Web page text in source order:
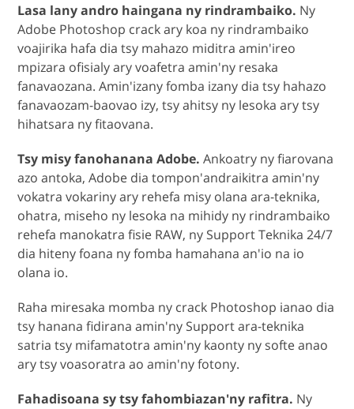
Lasa lany andro haingana ny rindrambaiko. Ny
Adobe Photoshop crack ary koa ny rindrambaiko
voajirika hafa dia tsy mahazo miditra amin'ireo
mpizara ofisialy ary voafetra amin'ny resaka
fanavaozana. Amin'izany fomba izany dia tsy hahazo
fanavaozam-baovao izy, tsy ahitsy ny lesoka ary tsy
hihatsara ny fitaovana.
Tsy misy fanohanana Adobe. Ankoatry ny fiarovana
azo antoka, Adobe dia tompon'andraikitra amin'ny
vokatra vokariny ary rehefa misy olana ara-teknika,
ohatra, miseho ny lesoka na mihidy ny rindrambaiko
rehefa manokatra fisie RAW, ny Support Teknika 24/7
dia hiteny foana ny fomba hamahana an'io na io
olana io.
Raha miresaka momba ny crack Photoshop ianao dia
tsy hanana fidirana amin'ny Support ara-teknika
satria tsy mifamatotra amin'ny kaonty ny softe anao
ary tsy voasoratra ao amin'ny fotony.
Fahadisoana sy tsy fahombiazan'ny rafitra. Ny